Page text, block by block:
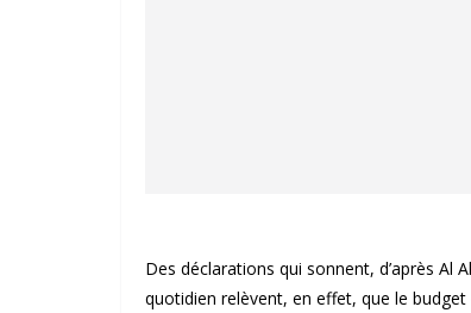
Des déclarations qui sonnent, d’après Al
quotidien relèvent, en effet, que le